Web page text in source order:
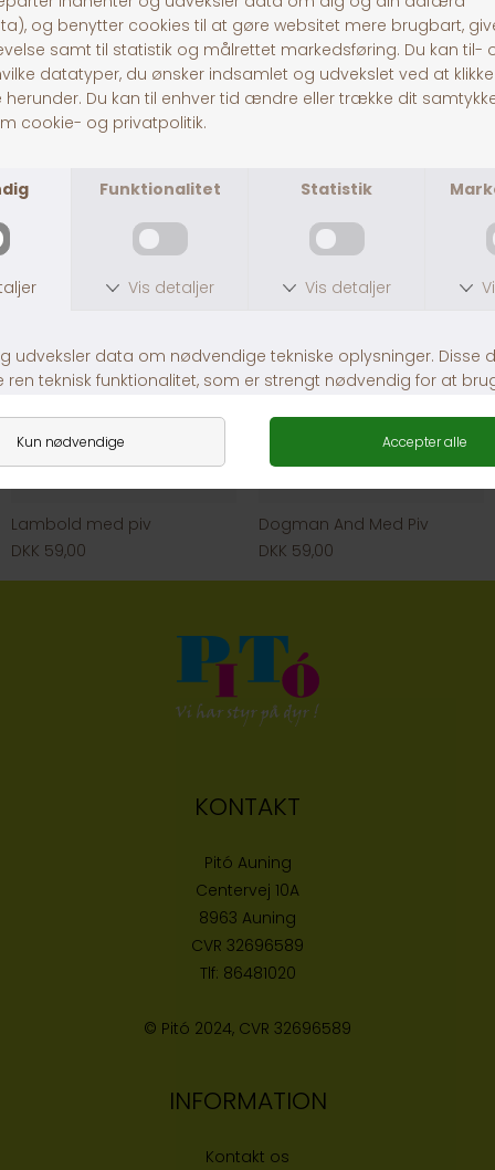
Jolly Paw Snackbold
Lambold med piv
DKK 59,00
Dogman And Med Piv
DKK 59,00
KONTAKT
Pitó Auning
Centervej 10A
8963 Auning
CVR 32696589
Tlf: 86481020
© Pitó 2024, CVR 32696589
INFORMATION
Kontakt os